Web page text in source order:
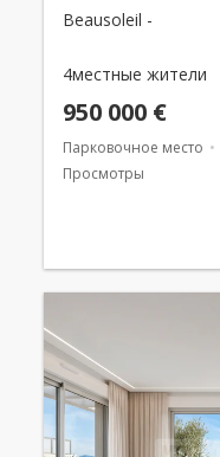
Beausoleil -
4местные жители
950 000 €
Парковочное место
Просмотры